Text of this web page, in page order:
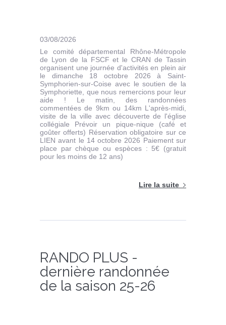
03/08/2026
Le comité départemental Rhône-Métropole
de Lyon de la FSCF et le CRAN de Tassin
organisent une journée d'activités en plein air
le dimanche 18 octobre 2026 à Saint-
Symphorien-sur-Coise avec le soutien de la
Symphoriette, que nous remercions pour leur
aide ! Le matin, des randonnées
commentées de 9km ou 14km L'après-midi,
visite de la ville avec découverte de l'église
collégiale Prévoir un pique-nique (café et
goûter offerts) Réservation obligatoire sur ce
LIEN avant le 14 octobre 2026 Paiement sur
place par chèque ou espèces : 5€ (gratuit
pour les moins de 12 ans)
Lire la suite
RANDO PLUS -
dernière randonnée
de la saison 25-26